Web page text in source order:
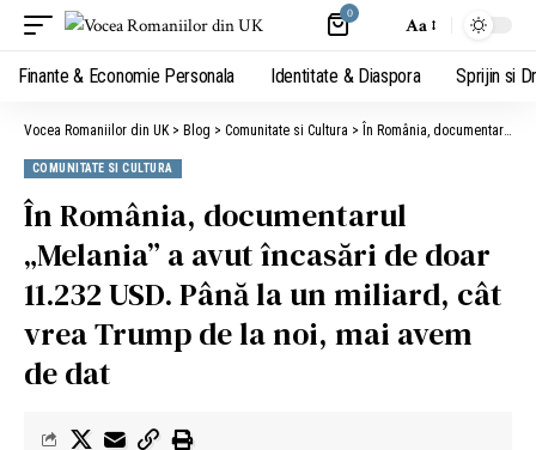
0 Aa
Finante & Economie Personala Identitate & Diaspora Sprijin si
Vocea Romaniilor din UK> Blog > Comunitate si Cultura > În România, documentarul „Melania” a avut încasări de doar 11.232 USD. Până la un miliard, cât vrea Trump de la noi, mai avem de dat
COMUNITATE SI CULTURA
În România, documentarul
„Melania” a avut încasări de doar
11.232 USD. Până la un miliard, cât
vrea Trump de la noi, mai avem
de dat